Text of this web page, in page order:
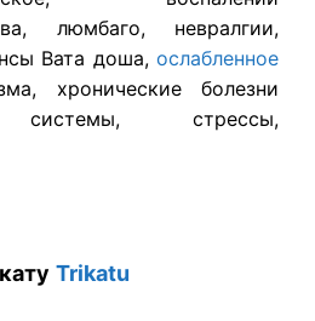
люмбаго, невралгии,
Вата доша, ослабленное
хронические болезни
системы, стрессы,
Trikatu